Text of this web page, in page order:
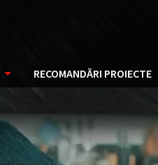
RECOMANDĂRI PROIECTE